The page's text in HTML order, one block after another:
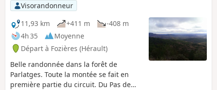
Visorandonneur
11,93 km
+411 m
-408 m
4h 35
Moyenne
Départ à Fozières (Hérault)
Belle randonnée dans la forêt de
Parlatges. Toute la montée se fait en
première partie du circuit. Du Pas de